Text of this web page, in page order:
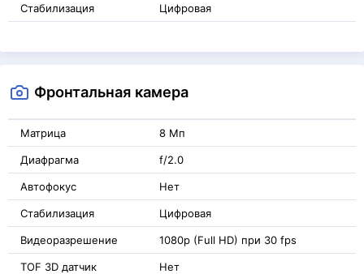
Стабилизация Цифровая
Фронтальная камера
Матрица 8 Мп
Диафрагма f/2.0
Автофокус Нет
Стабилизация Цифровая
Видеоразрешение 1080p (Full HD) при 30 fps
TOF 3D датчик Нет